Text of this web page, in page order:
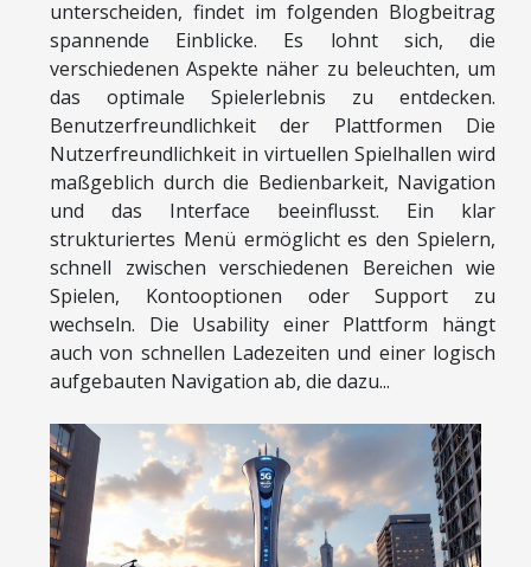
unterscheiden, findet im folgenden Blogbeitrag
spannende Einblicke. Es lohnt sich, die
verschiedenen Aspekte näher zu beleuchten, um
das optimale Spielerlebnis zu entdecken.
Benutzerfreundlichkeit der Plattformen Die
Nutzerfreundlichkeit in virtuellen Spielhallen wird
maßgeblich durch die Bedienbarkeit, Navigation
und das Interface beeinflusst. Ein klar
strukturiertes Menü ermöglicht es den Spielern,
schnell zwischen verschiedenen Bereichen wie
Spielen, Kontooptionen oder Support zu
wechseln. Die Usability einer Plattform hängt
auch von schnellen Ladezeiten und einer logisch
aufgebauten Navigation ab, die dazu...